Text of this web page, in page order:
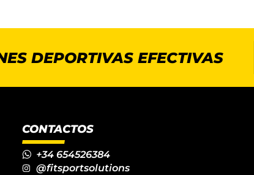
DEPORTIVAS EFECTIVAS
CONTACTOS
+34 654526384
@fitsportsolutions